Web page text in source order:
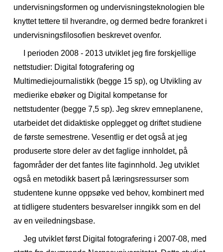
undervisningsformen og undervisningsteknologien ble
knyttet tettere til hverandre, og dermed bedre forankret i
undervisningsfilosofien beskrevet ovenfor.
I perioden 2008 - 2013 utviklet jeg fire forskjellige
nettstudier: Digital fotografering og
Multimediejournalistikk (begge 15 sp), og Utvikling av
medierike ebøker og Digital kompetanse for
nettstudenter (begge 7,5 sp). Jeg skrev emneplanene,
utarbeidet det didaktiske opplegget og driftet studiene
de første semestrene. Vesentlig er det også at jeg
produserte store deler av det faglige innholdet, på
fagområder der det fantes lite faginnhold.Jeg utviklet
også en metodikk basert på læringsressurser som
studentene kunne oppsøke ved behov, kombinert med
at tidligere studenters besvarelser inngikk som en del
av en veiledningsbase.
Jeg utviklet først Digital fotografering i 2007-08, med